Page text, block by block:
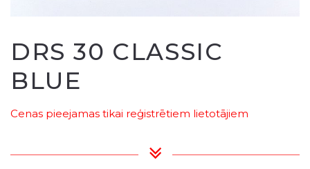
DRS 30 CLASSIC
BLUE
Cenas pieejamas tikai reģistrētiem lietotājiem